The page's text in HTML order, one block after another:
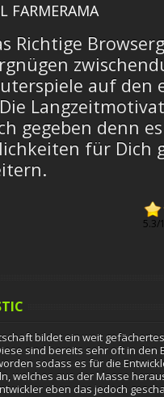
FARMERAMA
Richtige
auf den
gegeben denn
für Dich
5.3/
bildet ein weit
sind bereits sehr oft in den
sodass es für die
welches aus der Masse
eben das jedoch